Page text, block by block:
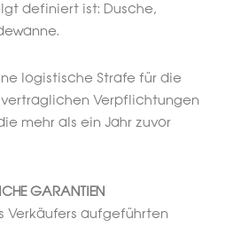
definiert ist: Dusche,
logistische Strafe für die
Verpflichtungen
mehr als ein Jahr zuvor
GARANTIEN
Verkäufers aufgeführten